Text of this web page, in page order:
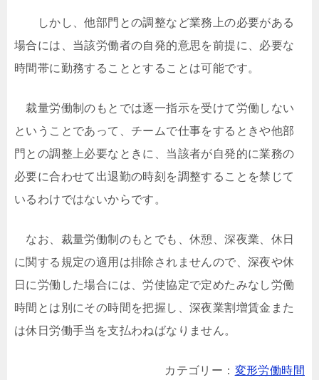
しかし、他部門との調整など業務上の必要がある
場合には、当該労働者の自発的意思を前提に、必要な
時間帯に勤務することとすることは可能です。
裁量労働制のもとでは逐一指示を受けて労働しない
ということであって、チームで仕事をするときや他部
門との調整上必要なときに、当該者が自発的に業務の
必要に合わせて出退勤の時刻を調整することを禁じて
いるわけではないからです。
なお、裁量労働制のもとでも、休憩、深夜業、休日
に関する規定の適用は排除されませんので、深夜や休
日に労働した場合には、労使協定で定めたみなし労働
時間とは別にその時間を把握し、深夜業割増賃金また
は休日労働手当を支払わねばなりません。
カテゴリー： 変形労働時間